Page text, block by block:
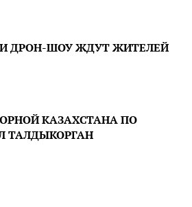
ДРОН-ШОУ ЖДУТ ЖИТЕЛЕЙ
КАЗАХСТАНА ПО
ТАЛДЫКОРГАН